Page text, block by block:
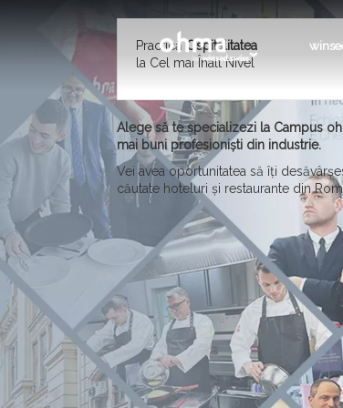
PracticăOspitalitatea
la Cel mai Înalt Nivel
Alege să te specializezi la Campus
mai buni profesioniști din industrie.
Vei avea oportunitatea să îți
căutate hoteluri și restaurante din